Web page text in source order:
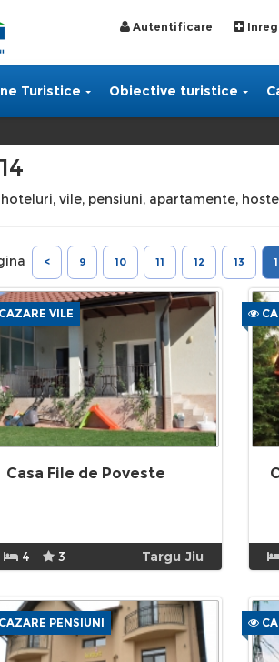
Autentificare
Turistice Obiective turistice
vile, pensiuni, apartamente,
< 9 10 11 12 13
VILE
Casa File de Poveste
4 3 Targu Jiu
PENSIUNI